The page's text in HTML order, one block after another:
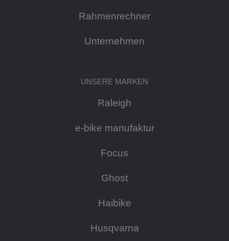
Rahmenrechner
Unternehmen
UNSERE MARKEN
Raleigh
e-bike manufaktur
Focus
Ghost
Haibike
Husqvarna